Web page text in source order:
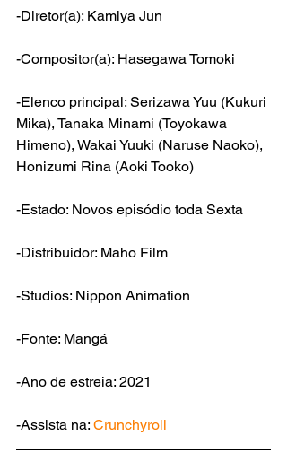
-Diretor(a): Kamiya Jun
-Compositor(a): Hasegawa Tomoki
-Elenco principal: Serizawa Yuu (Kukuri
Mika), Tanaka Minami (Toyokawa
Himeno), Wakai Yuuki (Naruse Naoko),
Honizumi Rina (Aoki Tooko)
-Estado: Novos episódio toda Sexta
-Distribuidor: Maho Film
-Studios: Nippon Animation
-Fonte: Mangá
-Ano de estreia: 2021
-Assista na: Crunchyroll